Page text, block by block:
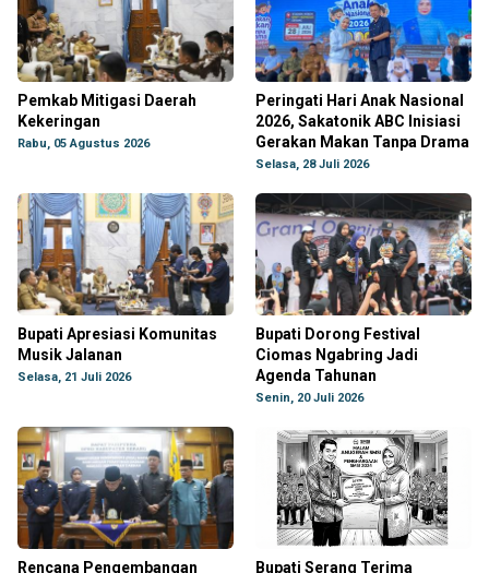
Pemkab Mitigasi Daerah
Kekeringan
Rabu, 05 Agustus 2026
Peringati Hari Anak Nasional
2026, Sakatonik ABC Inisiasi
Gerakan Makan Tanpa Drama
Selasa, 28 Juli 2026
Bupati Apresiasi Komunitas
Musik Jalanan
Selasa, 21 Juli 2026
Bupati Dorong Festival
Ciomas Ngabring Jadi
Agenda Tahunan
Senin, 20 Juli 2026
Rencana Pengembangan Bupati Serang Terima